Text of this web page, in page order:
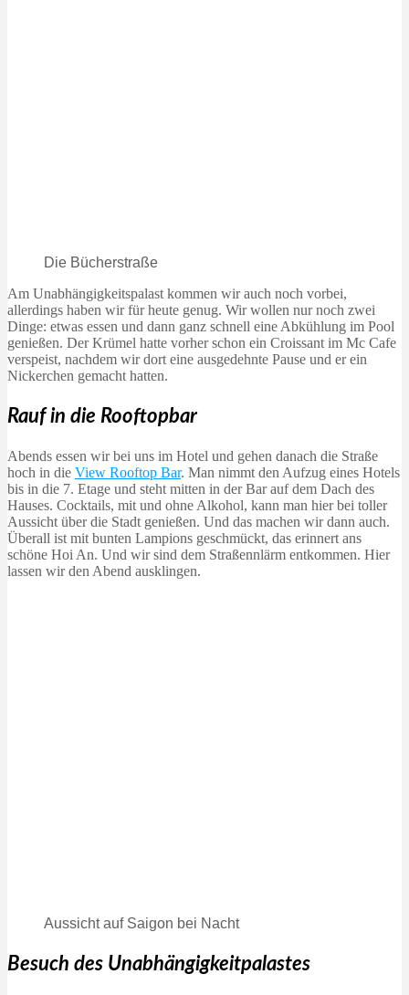
Die Bücherstraße
Am Unabhängigkeitspalast kommen wir auch noch vorbei,
allerdings haben wir für heute genug. Wir wollen nur noch zwei
Dinge: etwas essen und dann ganz schnell eine Abkühlung im Pool
genießen. Der Krümel hatte vorher schon ein Croissant im Mc Cafe
verspeist, nachdem wir dort eine ausgedehnte Pause und er ein
Nickerchen gemacht hatten.
Rauf in die Rooftopbar
Abends essen wir bei uns im Hotel und gehen danach die Straße
hoch in die View Rooftop Bar. Man nimmt den Aufzug eines Hotels
bis in die 7. Etage und steht mitten in der Bar auf dem Dach des
Hauses. Cocktails, mit und ohne Alkohol, kann man hier bei toller
Aussicht über die Stadt genießen. Und das machen wir dann auch.
Überall ist mit bunten Lampions geschmückt, das erinnert ans
schöne Hoi An. Und wir sind dem Straßennlärm entkommen. Hier
lassen wir den Abend ausklingen.
Aussicht auf Saigon bei Nacht
Besuch des Unabhängigkeitpalastes